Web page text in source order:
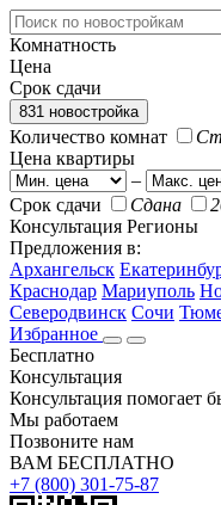
Комнатность
Цена
Срок сдачи
831 новостройка
Количество комнат
Цена квартиры
–
Срок сдачи
Сдана
Консультация Регионы
Предложения в:
Архангельск
Краснодар Мариуполь
Северодвинск Сочи
Избранное
Бесплатно
Консультация
Консультация помогает
Мы работаем
Позвоните нам
ВАМ БЕСПЛАТНО
+7 (800) 301-75-87